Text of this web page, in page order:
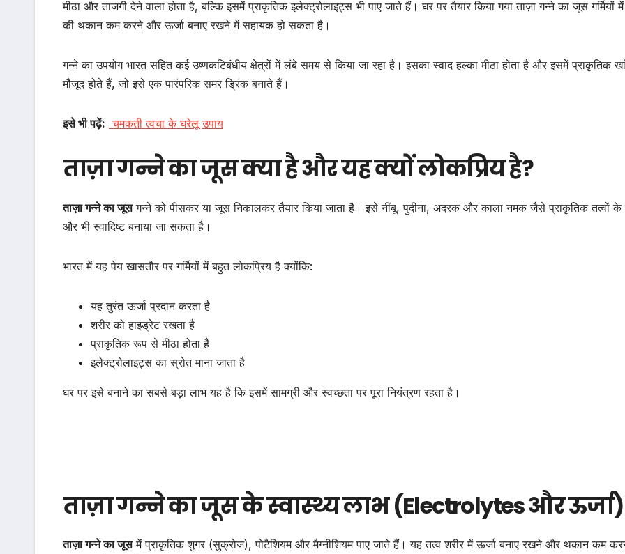
मीठा और ताजगी देने वाला होता है, बल्कि इसमें प्राकृतिक इलेक्ट्रोलाइट्स भी पाए जाते हैं। घर पर तैयार किया गया ताज़ा गन्ने का जूस गर्मियों में
की थकान कम करने और ऊर्जा बनाए रखने में सहायक हो सकता है।
गन्ने का उपयोग भारत सहित कई उष्णकटिबंधीय क्षेत्रों में लंबे समय से किया जा रहा है। इसका स्वाद हल्का मीठा होता है और इसमें प्राकृतिक
मौजूद होते हैं, जो इसे एक पारंपरिक समर ड्रिंक बनाते हैं।
इसे भी पढ़ें: चमकती त्वचा के घरेलू उपाय
ताज़ा गन्ने का जूस क्या है और यह क्यों लोकप्रिय है?
ताज़ा गन्ने का जूसगन्ने को पीसकर या जूस निकालकर तैयार किया जाता है। इसे नींबू, पुदीना, अदरक और काला नमक जैसे प्राकृतिक तत्वों
और भी स्वादिष्ट बनाया जा सकता है।
भारत में यह पेय खासतौर पर गर्मियों में बहुत लोकप्रिय है क्योंकि:
यह तुरंत ऊर्जा प्रदान करता है
शरीर को हाइड्रेट रखता है
प्राकृतिक रूप से मीठा होता है
इलेक्ट्रोलाइट्स का स्रोत माना जाता है
घर पर इसे बनाने का सबसे बड़ा लाभ यह है कि इसमें सामग्री और स्वच्छता पर पूरा नियंत्रण रहता है।
ताज़ा गन्ने का जूस के स्वास्थ्य लाभ (Electrolytes और ऊर्जा)
ताज़ा गन्ने का जूसमें प्राकृतिक शुगर (सुक्रोज), पोटैशियम और मैग्नीशियम पाए जाते हैं। यह तत्व शरीर में ऊर्जा बनाए रखने और थकान कम